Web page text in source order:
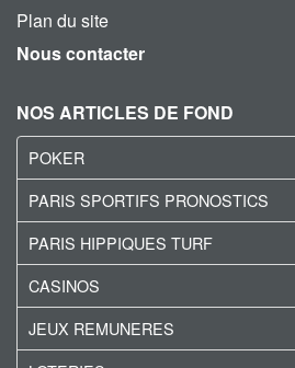
Plan du site
Nous contacter
NOS ARTICLES DE FOND
POKER
PARIS SPORTIFS PRONOSTICS
PARIS HIPPIQUES TURF
CASINOS
JEUX REMUNERES